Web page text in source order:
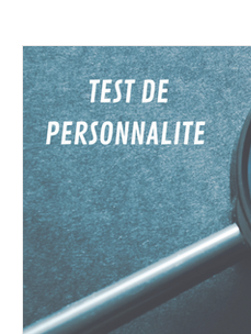
Boite à outils